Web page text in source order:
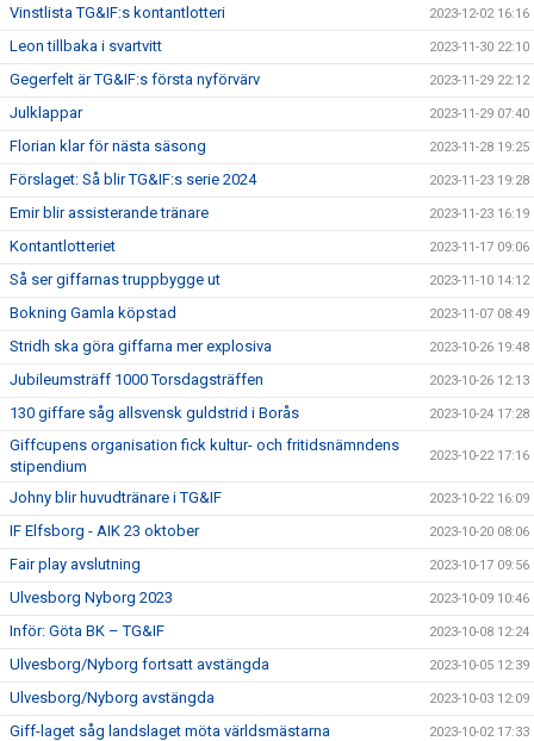
Vinstlista TG&IF:s kontantlotteri 2023-12-02 16:16
Leon tillbaka i svartvitt 2023-11-30 22:10
Gegerfelt är TG&IF:s första nyförvärv 2023-11-29 22:12
Julklappar 2023-11-29 07:40
Florian klar för nästa säsong 2023-11-28 19:25
Förslaget: Så blir TG&IF:s serie 2024 2023-11-23 19:28
Emir blir assisterande tränare 2023-11-23 16:19
Kontantlotteriet 2023-11-17 09:06
Så ser giffarnas truppbygge ut 2023-11-10 14:12
Bokning Gamla köpstad 2023-11-07 08:49
Stridh ska göra giffarna mer explosiva 2023-10-26 19:48
Jubileumsträff 1000 Torsdagsträffen 2023-10-26 12:13
130 giffare såg allsvensk guldstrid i Borås 2023-10-24 17:28
Giffcupens organisation fick kultur- och fritidsnämndens
stipendium
2023-10-22 17:16
Johny blir huvudtränare i TG&IF 2023-10-22 16:09
IF Elfsborg - AIK 23 oktober 2023-10-20 08:06
Fair play avslutning 2023-10-17 09:56
Ulvesborg Nyborg 2023 2023-10-09 10:46
Inför: Göta BK – TG&IF 2023-10-08 12:24
Ulvesborg/Nyborg fortsatt avstängda 2023-10-05 12:39
Ulvesborg/Nyborg avstängda 2023-10-03 12:09
Giff-laget såg landslaget möta världsmästarna 2023-10-02 17:33